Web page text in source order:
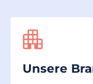
Unsere